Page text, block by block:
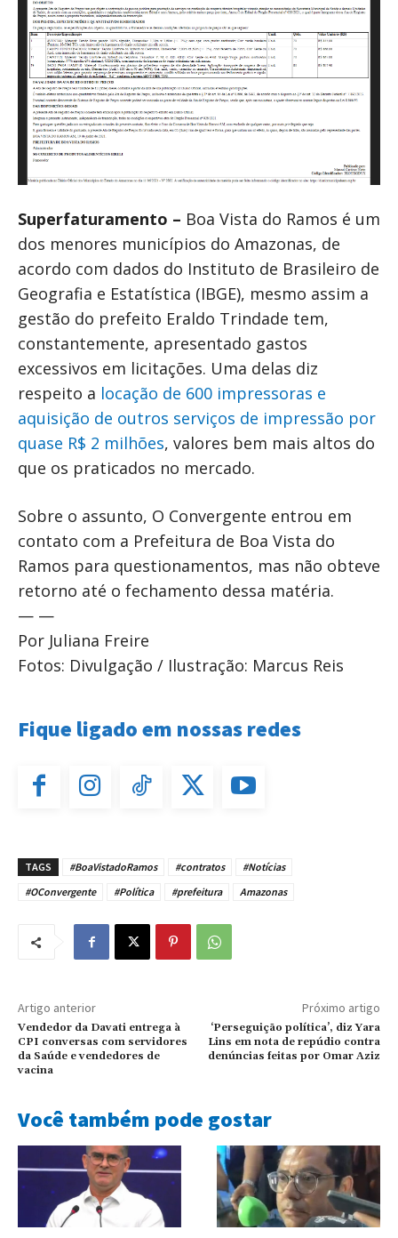
Superfaturamento – Boa Vista do Ramos é um
dos menores municípios do Amazonas, de
acordo com dados do Instituto de Brasileiro de
Geografia e Estatística (IBGE), mesmo assim a
gestão do prefeito Eraldo Trindade tem,
constantemente, apresentado gastos
excessivos em licitações. Uma delas diz
respeito a locação de 600 impressoras e
aquisição de outros serviços de impressão por
quase R$ 2 milhões, valores bem mais altos do
que os praticados no mercado.
Sobre o assunto, O Convergente entrou em
contato com a Prefeitura de Boa Vista do
Ramos para questionamentos, mas não obteve
retorno até o fechamento dessa matéria.
— —
Por Juliana Freire
Fotos: Divulgação / Ilustração: Marcus Reis
Fique ligado em nossas redes
TAGS #BoaVistadoRamos #contratos
#Notícias
#OConvergente
#Política #prefeitura Amazonas
Artigo anterior
Vendedor da Davati entrega à
CPI conversas com servidores
da Saúde e vendedores de
vacina
Próximo artigo
‘Perseguição política’, diz Yara
Lins em nota de repúdio contra
denúncias feitas por Omar Aziz
Você também pode gostar